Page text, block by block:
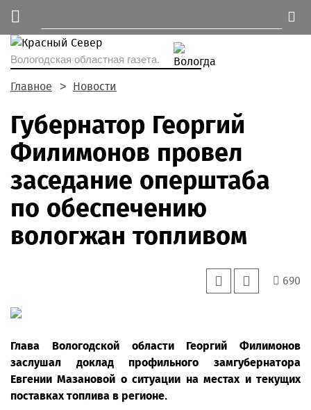
Вологодская областная газета.
Главное Новости
Губернатор Георгий
Филимонов провел
заседание оперштаба
по обеспечению
вологжан топливом
690
Глава Вологодской области Георгий Филимонов
заслушал доклад профильного замгубернатора
Евгении Мазановой о ситуации на местах и текущих
поставках топлива в регионе.